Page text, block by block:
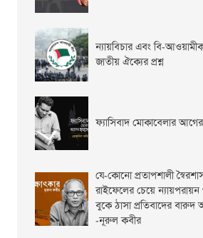
ন্যায়বিচার এবং বি-
জাতীয় ঐক্যের প্রশ্ন
ফ্যাসিবাদ মোকাবেলার
যে-কোনো প্রতাপশালী
রাইফেলের চেয়ে ন্যায়পরায়ন
বুকে ঠাসা প্রতিবাদের বারুদ
-নূরুল কবীর